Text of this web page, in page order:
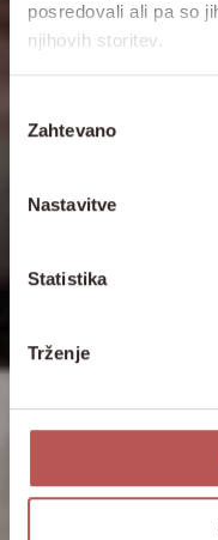
posredovali ali pa so
njihovih storitev.
soglasja
Zahtevano
Nastavitve
Statistika
Trženje